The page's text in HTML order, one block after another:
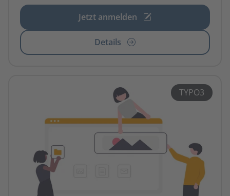
Jetzt anmelden
Details
TYPO3